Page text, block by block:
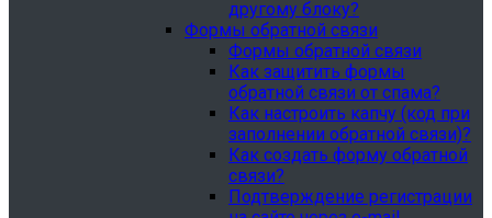
другому блоку?
Формы обратной связи
Формы обратной связи
Как защитить формы
обратной связи от спама?
Как настроить капчу (код при
заполнении обратной связи)?
Как создать форму обратной
связи?
Подтверждение регистрации